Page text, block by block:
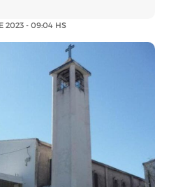
2023 - 09:04 HS